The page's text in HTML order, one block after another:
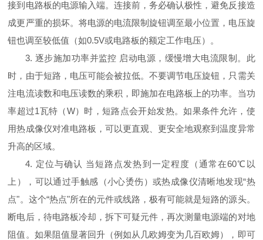
接到电路板的电源输入端。连接前，务必确认极性，避免反接造
成更严重的损坏。将电源的电流限制旋钮调至最小位置，电压旋
钮也调至较低值（如0.5V或电路板的额定工作电压）。
3. 逐步施加功率并监控 启动电源，缓慢增大电流限制。此
时，由于短路，电压可能会被拉低。不要调节电压旋钮，只需关
注电流读数和电压读数的乘积，即施加在电路板上的功率。当功
率超过1瓦特（W）时，短路点会开始发热。如果条件允许，使
用热成像仪对准电路板，可以更直观、更安全地观察到温度异常
升高的区域。
4. 定位与确认 当短路点发热到一定程度（通常在60℃以
上），可以通过手触感（小心烫伤）或热成像仪清晰地发现“热
点"。这个“热点"所在的元件或线路，极有可能就是短路的源头。
断电后，待电路板冷却，拆下可疑元件，再次测量电源端的对地
阻值。如果阻值显著回升（例如从几欧姆变为几百欧姆），即可